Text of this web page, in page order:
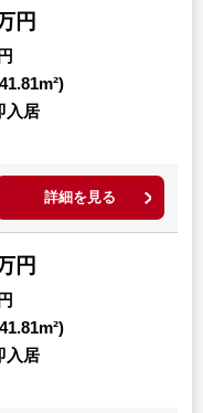
円
入居
詳細を見る
円
入居